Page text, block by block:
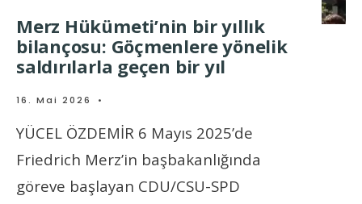
Merz Hükümeti’nin bir yıllık
bilançosu: Göçmenlere yönelik
saldırılarla geçen bir yıl
16. Mai 2026 •
YÜCEL ÖZDEMİR 6 Mayıs 2025’de
Friedrich Merz’in başbakanlığında
göreve başlayan CDU/CSU-SPD